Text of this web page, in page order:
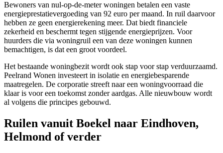
Bewoners van nul-op-de-meter woningen betalen een vaste
energieprestatievergoeding van 92 euro per maand. In ruil daarvoor
hebben ze geen energierekening meer. Dat biedt financiele
zekerheid en beschermt tegen stijgende energieprijzen. Voor
huurders die via woningruil een van deze woningen kunnen
bemachtigen, is dat een groot voordeel.
Het bestaande woningbezit wordt ook stap voor stap verduurzaamd.
Peelrand Wonen investeert in isolatie en energiebesparende
maatregelen. De corporatie streeft naar een woningvoorraad die
klaar is voor een toekomst zonder aardgas. Alle nieuwbouw wordt
al volgens die principes gebouwd.
Ruilen vanuit Boekel naar Eindhoven,
Helmond of verder